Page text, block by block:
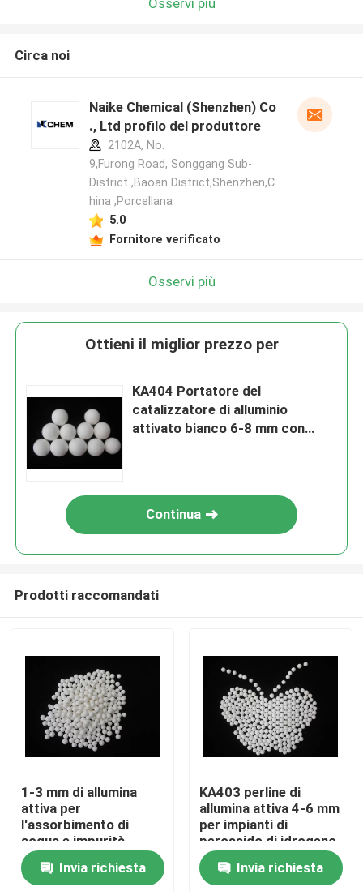
Casa.
Prodotti
Video
Circa noi
Naike Chemical (Shenzhen) Co
., Ltd profilo del produttore
2102A, No.
9,Furong Road, Songgang Sub-
District ,Baoan District,Shenzhen,C
hina ,Porcellana
5.0
Fornitore verificato
Osservi più
Ottieni il miglior prezzo per
KA404 Portatore del
catalizzatore di alluminio
attivato bianco 6-8 mm con
Continua
Prodotti raccomandati
1-3 mm di allumina
attiva per
l'assorbimento di
acqua e impurità
nell'industria chimica
Invia richiesta
KA403 perline di
allumina attiva 4-6 mm
per impianti di
perossido di idrogeno
Invia richiesta